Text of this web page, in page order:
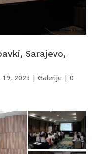
Sarajevo,
19, 2025 | Galerije | 0